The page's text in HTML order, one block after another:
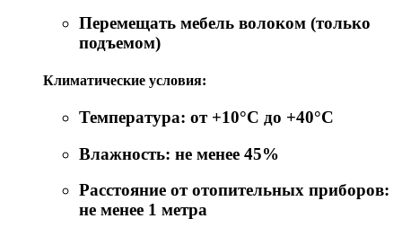
Перемещать мебель волоком (только
подъемом)
Климатические условия:
Температура: от +10°C до +40°C
Влажность: не менее 45%
Расстояние от отопительных приборов:
не менее 1 метра